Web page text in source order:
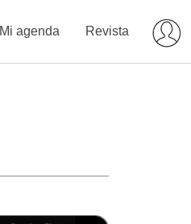
Mi agenda Revista